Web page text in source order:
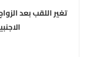
تغير اللقب بعد